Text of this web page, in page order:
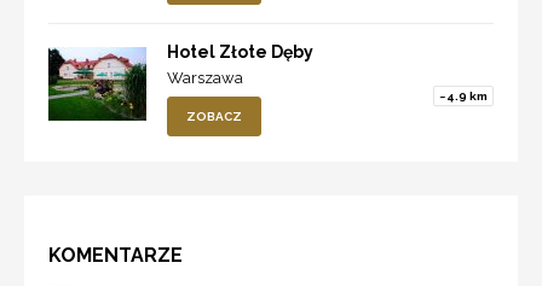
Hotel Złote Dęby
Warszawa
~4.9 km
ZOBACZ
KOMENTARZE